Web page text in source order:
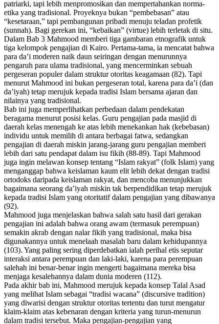
patriarki, tapi lebih menpromosikan dan mempertahankan norma-
etika yang tradisional. Proyeknya bukan “pembebasan” atau
“kesetaraan,” tapi pembangunan pribadi menuju teladan profetik
(sunnah). Bagi gerekan ini, “kebaikan” (virtue) lebih terletak di situ.
Dalam Bab 3 Mahmood memberi tiga gambaran etnografik untuk
tiga kelompok pengajian di Kairo. Pertama-tama, ia mencatat bahwa
para da’i moderen naik daun seiringan dengan menurunnya
pengaruh para ulama tradisional, yang mencerminkan sebuah
pergeseran populer dalam struktur otoritas keagamaan (82). Tapi
menurut Mahmood ini bukan pergeseran total, karena para da’i (dan
da’iyah) tetap merujuk kepada tradisi Islam bersama ajaran dan
nilainya yang tradisional.
Bab ini juga memperlihatkan perbedaan dalam pendekatan
beragama menurut posisi kelas. Guru pengajian pada masjid di
daerah kelas menengah ke atas lebih menekankan hak (kebebasan)
individu untuk memilih di antara berbagai fatwa, sedangkan
pengajian di daerah miskin jarang-jarang guru pengajian memberi
lebih dari satu pendapat dalam isu fikih (88-89). Tapi Mahmood
juga ingin melawan konsep tentang “Islam rakyat” (folk Islam) yang
menganggap bahwa keislaman kaum elit lebih dekat dengan tradisi
ortodoks daripada keislaman rakyat, dan mencoba menunjukkan
bagaimana seorang da’iyah miskin tak berpendidikan tetap merujuk
kepada tradisi Islam yang otoritatif dalam pengajian yang dibawanya
(92).
Mahmood juga menjelaskan bahwa salah satu hasil dari gerakan
pengajian ini adalah bahwa orang awam (termasuk perempuan)
semakin akrab dengan nalar fikih yang tradisional, maka bisa
digunakannya untuk menelaah masalah baru dalam kehidupannya
(103). Yang paling sering diperdebatkan ialah perihal etis seputar
interaksi antara perempuan dan laki-laki, karena para perempuan
salehah ini benar-benar ingin mengerti bagaimana mereka bisa
menjaga kesalehannya dalam dunia moderen (112).
Pada akhir bab ini, Mahmood merujuk kepada konsep Talal Asad
yang melihat Islam sebagai “tradisi wacana” (discursive tradition)
yang diwarisi dengan struktur otoritas tertentu dan turut mengatur
klaim-klaim atas kebenaran dengan kriteria yang turun-menurun
dalam tradisi tersebut. Maka pengajian-pengajian yang